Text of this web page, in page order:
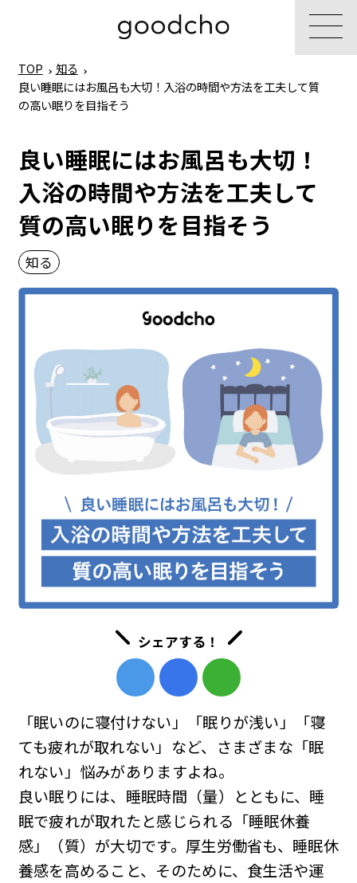
TOP
知る
良い睡眠にはお風呂も大切！入浴の時間や方法を工夫して質
の高い眠りを目指そう
良い睡眠にはお風呂も大切！
入浴の時間や方法を工夫して
質の高い眠りを目指そう
知る
シェアする！
「眠いのに寝付けない」「眠りが浅い」「寝
ても疲れが取れない」など、さまざまな「眠
れない」悩みがありますよね。
良い眠りには、睡眠時間（量）とともに、睡
眠で疲れが取れたと感じられる「睡眠休養
感」（質）が大切です。厚生労働省も、睡眠休
養感を高めること、そのために、食生活や運